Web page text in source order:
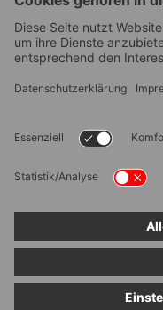
Bestellvorgang
©